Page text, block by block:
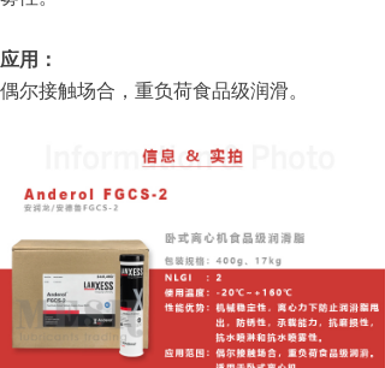
应用：
偶尔接触场合，重负荷食品级润滑。